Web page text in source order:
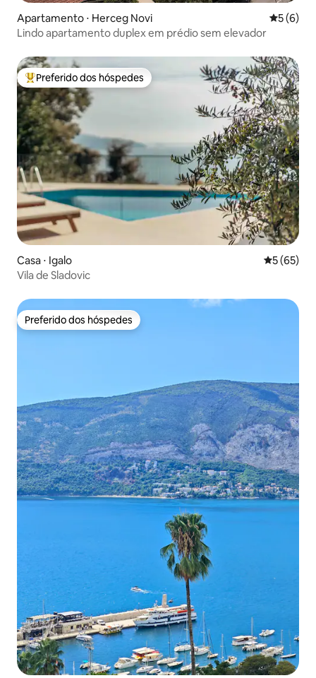
Apartamento ⋅ Herceg Novi 5 de
5 (6)
Lindo apartamento duplex em prédio sem elevador
Entre os melhores preferidos dos hóspedes
Preferido dos hóspedes
Casa ⋅ Igalo 5 de uma
5 (65)
Vila de Sladovic
Preferido dos hóspedes
Preferido dos hóspedes